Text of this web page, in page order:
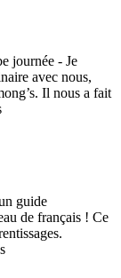
journée - Je
avec nous,
Il nous a fait
guide
de français ! Ce